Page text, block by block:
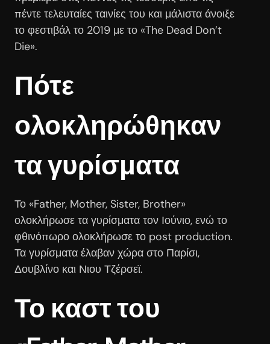
πέντε τελευταίες ταινίες του και μάλιστα άνοιξε
το φεστιβάλ το 2019 με το «The Dead Don’t
Die».
Πότε
ολοκληρώθηκαν
τα γυρίσματα
Το «Father, Mother, Sister, Brother»
ολοκλήρωσε τα γυρίσματα τον Ιούνιο, ενώ το
φθινόπωρο ολοκλήρωσε το post production.
Τα γυρίσματα έλαβαν χώρα στο Παρίσι,
Δουβλίνο και Νιου Τζέρσεϊ.
Το καστ του